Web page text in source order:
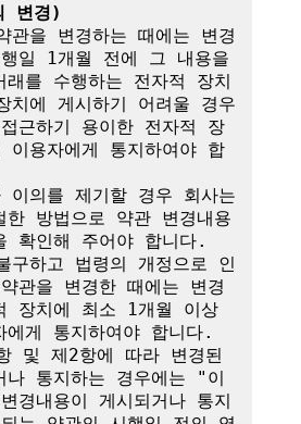
변경)
을 변경하는 때에는 변경
일 1개월 전에 그 내용을
래를 수행하는 전자적 장치
치에 게시하기 어려울 경우
근하기 용이한 전자적 장
용자에게 통지하여야 합
이의를 제기할 경우 회사는
한 방법으로 약관 변경내용
확인해 주어야 합니다.
하고 법령의 개정으로 인
관을 변경한 때에는 변경
장치에 최소 1개월 이상
에게 통지하여야 합니다.
및 제2항에 따라 변경된
나 통지하는 경우에는 "이
경내용이 게시되거나 통지